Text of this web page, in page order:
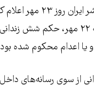
صبح روز یکشنبه ۲۲ مهر،
اعدام محکوم شده